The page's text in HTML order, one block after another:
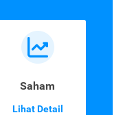
Saham
Lihat Detail